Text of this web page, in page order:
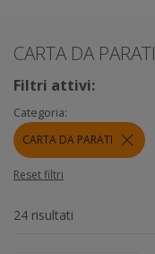
CARTA DA PARATI
Filtri attivi:
Categoria:
CARTA DA PARATI
Reset filtri
24 risultati